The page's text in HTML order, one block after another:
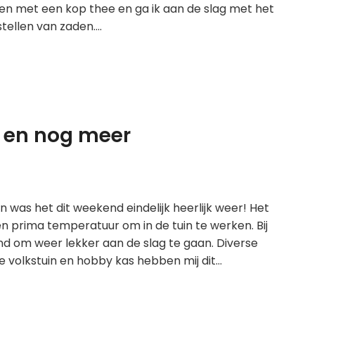
met een kop thee en ga ik aan de slag met het
van zaden….
nog meer
was het dit weekend eindelijk heerlijk weer! Het
prima temperatuur om in de tuin te werken. Bij
om weer lekker aan de slag te gaan. Diverse
volkstuin en hobby kas hebben mij dit…